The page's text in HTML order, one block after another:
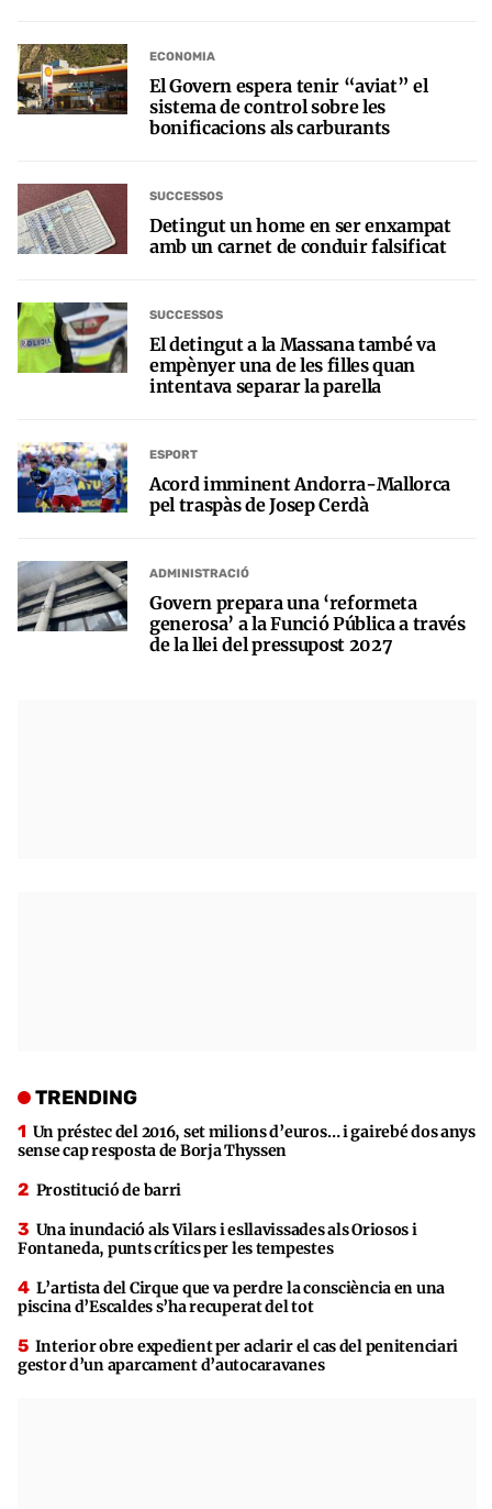
ECONOMIA
El Govern espera tenir “aviat” el
sistema de control sobre les
bonificacions als carburants
SUCCESSOS
Detingut un home en ser enxampat
amb un carnet de conduir falsificat
SUCCESSOS
El detingut a la Massana també va
empènyer una de les filles quan
intentava separar la parella
ESPORT
Acord imminent Andorra-Mallorca
pel traspàs de Josep Cerdà
ADMINISTRACIÓ
Govern prepara una ‘reformeta
generosa’ a la Funció Pública a través
de la llei del pressupost 2027
TRENDING
Un préstec del 2016, set milions d’euros… i gairebé dos anys
sense cap resposta de Borja Thyssen
Prostitució de barri
Una inundació als Vilars i esllavissades als Oriosos i
Fontaneda, punts crítics per les tempestes
L’artista del Cirque que va perdre la consciència en una
piscina d’Escaldes s’ha recuperat del tot
Interior obre expedient per aclarir el cas del penitenciari
gestor d’un aparcament d’autocaravanes